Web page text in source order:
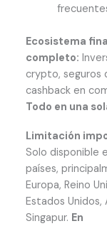
Ecosistema
completo:
crypto, seguros
cashback en
Todo en una
Limitación
Solo disponible
países,
Europa, Reino
Estados Unidos,
Singapur. En